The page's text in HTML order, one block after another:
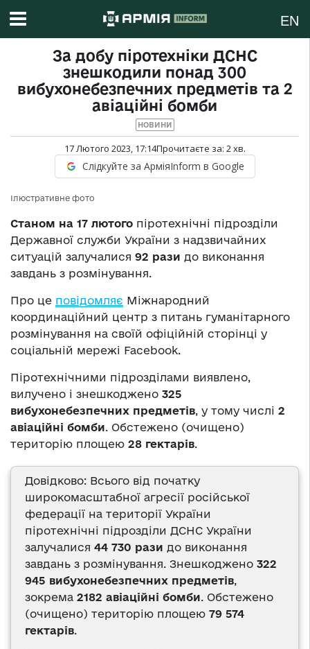
EN
За добу піротехніки ДСНС
знешкодили понад 300
вибухонебезпечних предметів та 2
авіаційні бомби
НОВИНИ
17 Лютого 2023, 17:14Прочитаєте за: 2хв.
Слідкуйте за АрміяInform в Google
Ілюстративне фото
Станом на 17 лютого піротехнічні підрозділи
Державної служби України з надзвичайних
ситуацій залучалися 92 рази до виконання
завдань з розмінування.
Про це повідомляє Міжнародний
координаційний центр з питань гуманітарного
розмінування на своїй офіційній сторінці у
соціальній мережі Facebook.
Піротехнічними підрозділами виявлено,
вилучено і знешкоджено 325
вибухонебезпечних предметів, у тому числі 2
авіаційні бомби. Обстежено (очищено)
територію площею 28 гектарів.
Довідково: Всього від початку
широкомасштабної агресії російської
федерації на території України
піротехнічні підрозділи ДСНС України
залучалися 44 730 рази до виконання
завдань з розмінування. Знешкоджено 322
945 вибухонебезпечних предметів,
зокрема 2182 авіаційні бомби. Обстежено
(очищено) територію площею 79 574
гектарів.